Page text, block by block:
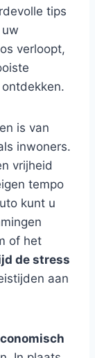
tips
verloopt,
is van
inwoners.
vrijheid
tempo
kunt u
of het
de stress
aan